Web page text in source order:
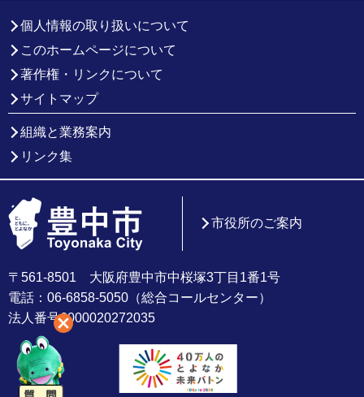
個人情報の取り扱いについて
このホームページについて
著作権・リンクについて
サイトマップ
組織と業務案内
リンク集
〒561-8501 大阪府豊中市中桜塚3丁目1番1号
電話：06-6858-5050（総合コールセンター）
法人番号6000020272035
市役所のご案内